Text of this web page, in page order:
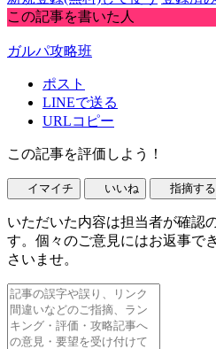
この記事を書いた人
ガルパ攻略班
ポスト
LINEで送る
URLコピー
この記事を評価しよう！
イマイチ いいね 指摘する
いただいた内容は担当者が確認
す。個々のご意見にはお返事で
さいませ。